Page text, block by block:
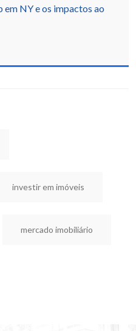
NY e os impactos ao
investir em imóveis
mercado imobiliário